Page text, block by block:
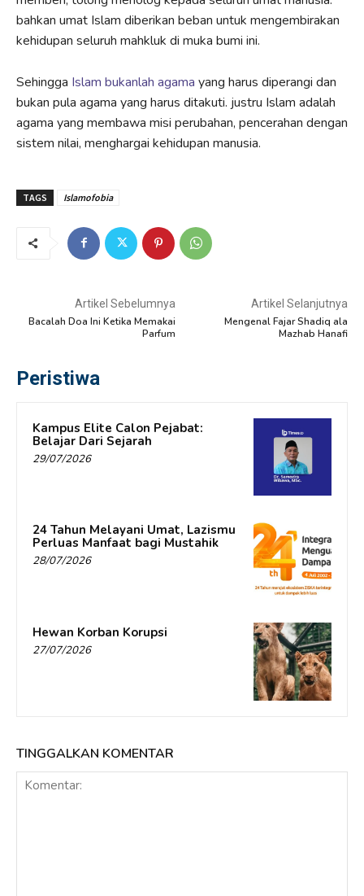
bahkan umat Islam diberikan beban untuk mengembirakan
kehidupan seluruh mahkluk di muka bumi ini.
Sehingga Islam bukanlah agama yang harus diperangi dan
bukan pula agama yang harus ditakuti. justru Islam adalah
agama yang membawa misi perubahan, pencerahan dengan
sistem nilai, menghargai kehidupan manusia.
TAGS Islamofobia
Artikel Sebelumnya
Bacalah Doa Ini Ketika Memakai
Parfum
Artikel Selanjutnya
Mengenal Fajar Shadiq ala
Mazhab Hanafi
Peristiwa
Kampus Elite Calon Pejabat:
Belajar Dari Sejarah
29/07/2026
24 Tahun Melayani Umat, Lazismu
Perluas Manfaat bagi Mustahik
28/07/2026
Hewan Korban Korupsi
27/07/2026
TINGGALKAN KOMENTAR